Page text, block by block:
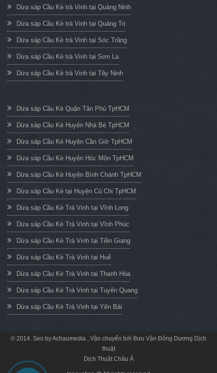
Dừa sáp Cầu Kè trà Vinh tại Quảng Ninh
Dừa sáp Cầu Kè trà Vinh tại Quảng Trị
Dừa sáp Cầu Kè trà Vinh tại Sóc Trăng
Dừa sáp Cầu Kè trà Vinh tại Sơn La
Dừa sáp Cầu Kè trà Vinh tại Tây Ninh
Dừa sáp Cầu Kè Quận Tân Phú TpHCM
Dừa sáp Cầu Kè Huyện Nhà Bè TpHCM
Dừa sáp Cầu Kè Huyện Cần Giờ TpHCM
Dừa sáp Cầu Kè Huyện Hóc Môn TpHCM
Dừa sáp Cầu Kè Huyện Bình Chánh TpHCM
Dừa sáp Cầu Kè tại Huyện Củ Chi TpHCM
Dừa sáp Cầu Kè Trà Vinh tại Vĩnh Long
Dừa sáp Cầu Kè Trà Vinh tại Vĩnh Phúc
Dừa sáp Cầu Kè Trà Vinh tại Tiền Giang
Dừa sáp Cầu Kè Trà Vinh tại Huế
Dừa sáp Cầu Kè Trà Vinh tại Thanh Hóa
Dừa sáp Cầu Kè Trà Vinh tại Tuyên Quang
Dừa sáp Cầu Kè Trà Vinh tại Yên Bái
© 2014. Seo byAchaumedia , Vận chuyển bởi Bưu Vận Đông Dương Dịch
thuật
Dịch Thuật Châu Á